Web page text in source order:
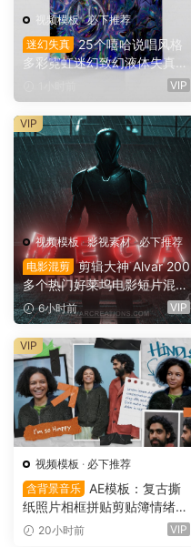
视频模板·必下推荐
迷幻失真 25个嘻哈说唱风格
多彩霓虹迷幻致幻液体失真背
景AE预设效果包 Jamo VFX P
sychedelic Presets 1（1616
8）
VIP
视频模板·影视素材·必下推荐
电影混剪 剪辑大神 Alvar 200
多个热门好莱坞电影短片混剪
AE预设+音效+教程 AlvarCre
ations – MEGA Editing Pack
（16166）
6小时前 VIP
VIP
视频模板 · 必下推荐
含背景音乐
AE模板：复古撕
纸照片相框拼贴剪贴簿情绪板
旅游日记手账电影VLOG短片
20小时前 VIP
VIP